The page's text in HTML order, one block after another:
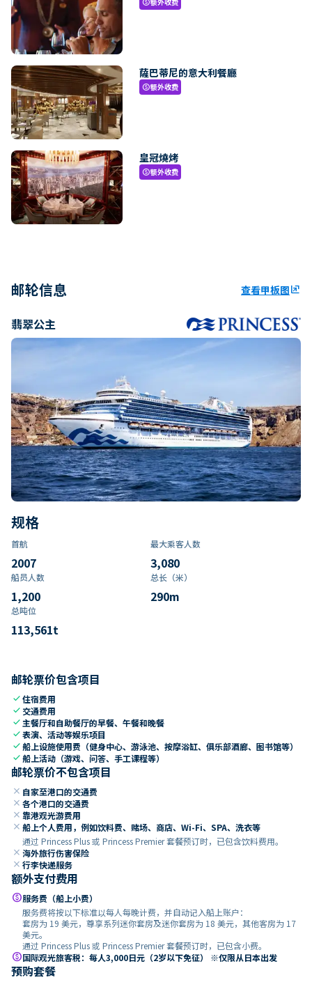
paid
薩巴蒂尼的意大利餐廳
paid额外收费
皇冠燒烤
paid额外收费
邮轮信息 查看甲板图ungroup
翡翠公主
规格
首航
2007
最大乘客人数
3,080
船员人数
1,200
总长（米）
290m
总吨位
113,561t
邮轮票价包含项目
check住宿费用
check 交通费用
check 主餐厅和自助餐厅的早餐、午餐和晚餐
check表演、活动等娱乐项目
check船上设施使用费（健身中心、游泳池、按摩浴缸、俱乐部酒廊、图书馆等）
check船上活动（游戏、问答、手工课程等）
邮轮票价不包含项目
close 自家至港口的交通费
close 各个港口的交通费
close 靠港观光游费用
close 船上个人费用，例如饮料费、赌场、商店、Wi-Fi、SPA、洗衣等
通过 Princess Plus 或 Princess Premier 套餐预订时，已包含饮料费用。
close 海外旅行伤害保险
close 行李快递服务
额外支付费用
paid服务费（船上小费）
服务费将按以下标准以每人每晚计费，并自动记入船上账户：
套房为 19 美元，尊享系列迷你套房及迷你套房为 18 美元，其他客房为 17
美元。
通过 Princess Plus 或 Princess Premier 套餐预订时，已包含小费。
paid国际观光旅客税：每人3,000日元（2岁以下免征） ※仅限从日本出发
预购套餐